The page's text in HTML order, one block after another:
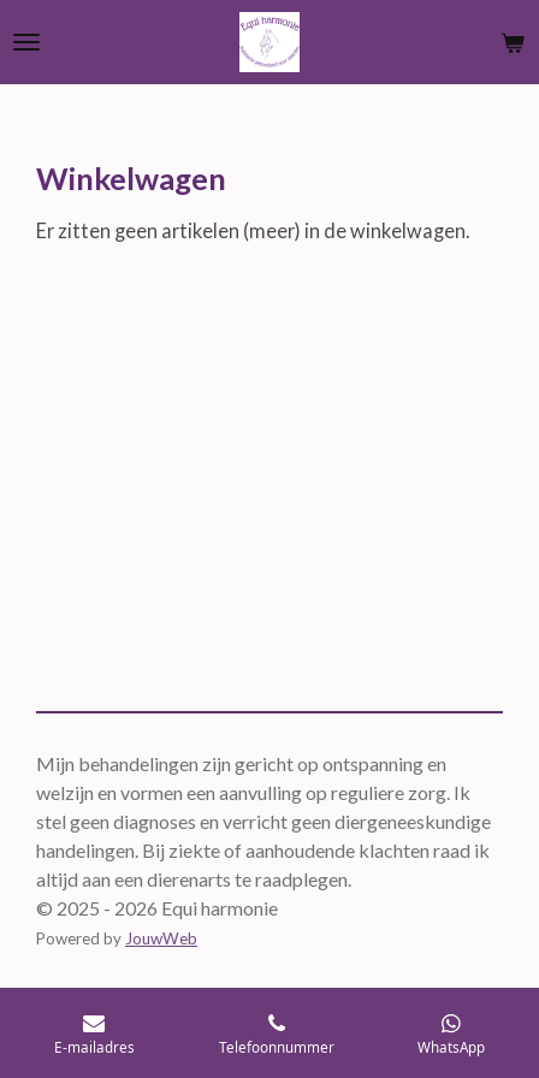
direct
naar
Winkelwagen
Er zitten geen artikelen (meer) in de winkelwagen.
Mijn behandelingen zijn gericht op ontspanning en
welzijn en vormen een aanvulling op reguliere zorg. Ik
stel geen diagnoses en verricht geen diergeneeskundige
handelingen. Bij ziekte of aanhoudende klachten raad ik
altijd aan een dierenarts te raadplegen.
© 2025 - 2026 Equi harmonie
Powered by JouwWeb
E-mailadres Telefoonnummer WhatsApp